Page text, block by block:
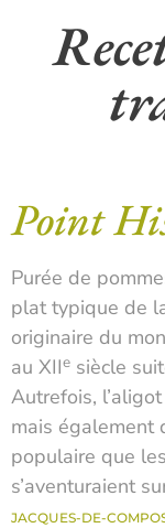
Point
Purée de
plat typique de
originaire du
au XIIe siècle
Autrefois,
mais également
populaire que
s’aventuraient
JACQUES-DE-